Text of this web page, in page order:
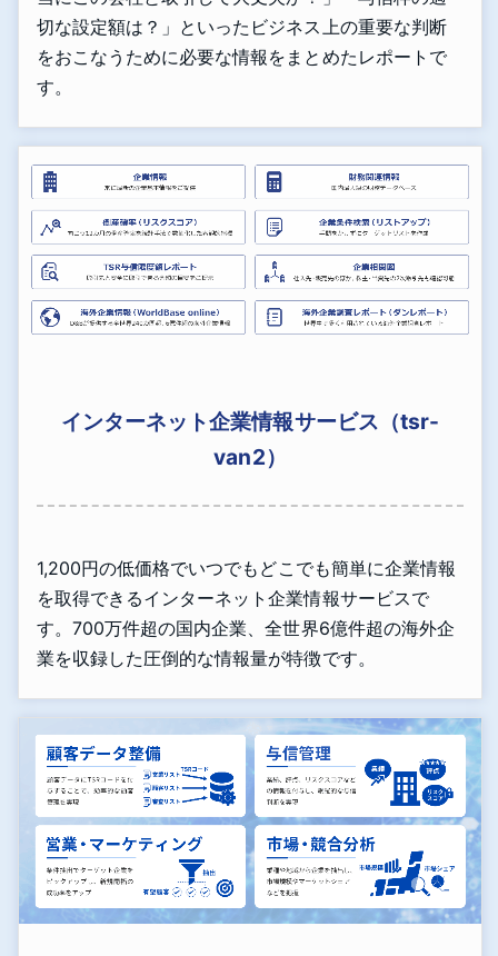
切な設定額は？」といったビジネス上の重要な判断
をおこなうために必要な情報をまとめたレポートで
す。
インターネット企業情報サービス（tsr-
van2）
1,200円の低価格でいつでもどこでも簡単に企業情報
を取得できるインターネット企業情報サービスで
す。700万件超の国内企業、全世界6億件超の海外企
業を収録した圧倒的な情報量が特徴です。